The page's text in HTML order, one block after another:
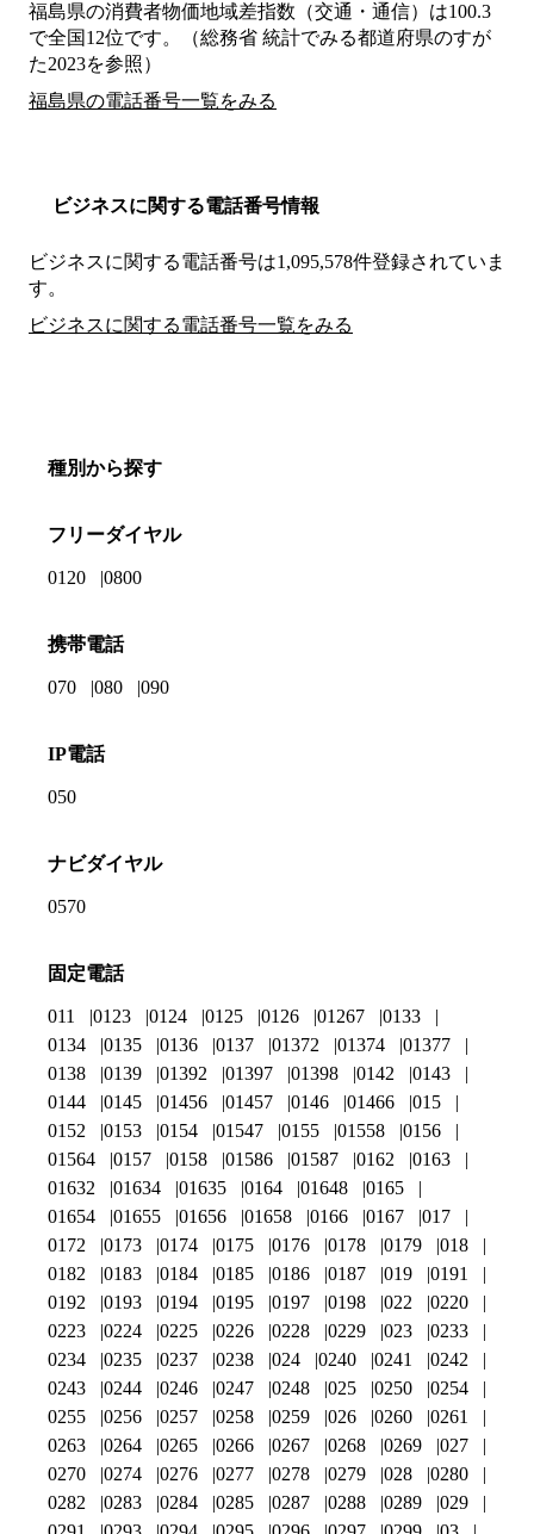
福島県の消費者物価地域差指数（交通・通信）は100.3
で全国12位です。（総務省 統計でみる都道府県のすが
た2023を参照）
福島県の電話番号一覧をみる
ビジネスに関する電話番号情報
ビジネスに関する電話番号は1,095,578件登録されていま
す。
ビジネスに関する電話番号一覧をみる
種別から探す
フリーダイヤル
0120 0800
携帯電話
070 080 090
IP電話
050
ナビダイヤル
0570
固定電話
011 0123 0124 0125 0126 01267
0133
0134
0135 0136 0137 01372 01374
01377
0138
0139 01392 01397 01398 0142
0143
0144
0145 01456 01457 0146 01466
015
0152
0153 0154 01547 0155 01558
0156
01564
0157 0158 01586 01587 0162
0163
01632
01634 01635 0164 01648
0165
01654
01655 01656 01658 0166 0167
017
0172
0173 0174 0175 0176 0178 0179
018
0182
0183 0184 0185 0186 0187 019
0191
0192
0193 0194 0195 0197 0198 022
0220
0223
0224 0225 0226 0228 0229 023
0233
0234
0235 0237 0238 024 0240 0241
0242
0243
0244 0246 0247 0248 025 0250
0254
0255
0256 0257 0258 0259 026 0260
0261
0263
0264 0265 0266 0267 0268 0269
027
0270
0274 0276 0277 0278 0279 028
0280
0282
0283 0284 0285 0287 0288 0289
029